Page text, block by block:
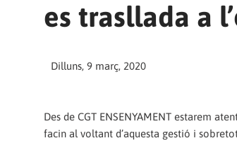
es trasllada a
Dilluns, 9 març, 2020
Des de CGT ENSENYAMENT estarem
facin al voltant d’aquesta gestió i